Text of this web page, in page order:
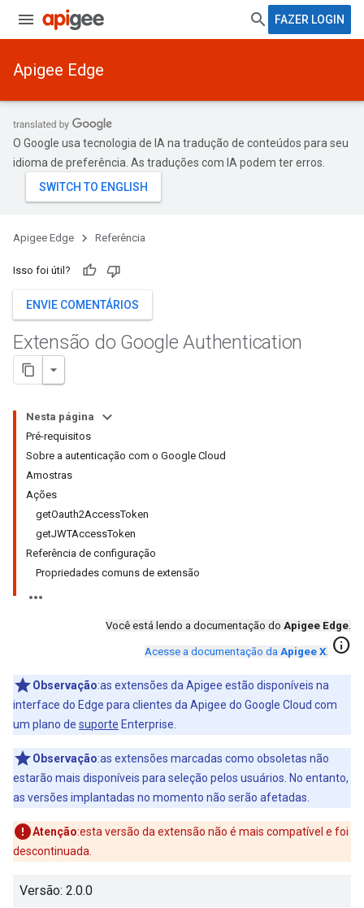
FAZER LOGIN
Apigee Edge
O Google usa tecnologia de IA na tradução de conteúdos para seu
idioma de preferência. As traduções com IA podem ter erros.
Apigee Edge Referência
Isso foi útil?
ENVIE COMENTÁRIOS
Extensão do Google Authentication
Nesta página
Pré-requisitos
Sobre a autenticação com o Google Cloud
Amostras
Ações
getOauth2AccessToken
getJWTAccessToken
Referência de configuração
Propriedades comuns de extensão
Você está lendo a documentação do Apigee Edge.
Acesse a documentação da Apigee X. info
Observação:as extensões da Apigee estão disponíveis na
interface do Edge para clientes da Apigee do Google Cloud com
um plano de suporte Enterprise.
Observação:as extensões marcadas como obsoletas não
estarão mais disponíveis para seleção pelos usuários. No entanto,
as versões implantadas no momento não serão afetadas.
Atenção:esta versão da extensão não é mais compatível e foi
descontinuada.
Versão: 2.0.0